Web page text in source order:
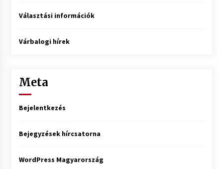
Választási információk
Várbalogi hírek
Meta
Bejelentkezés
Bejegyzések hírcsatorna
WordPress Magyarország